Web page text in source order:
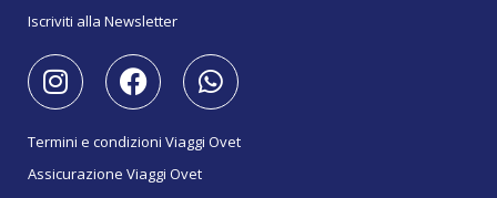
Iscriviti alla Newsletter
Termini e condizioni Viaggi Ovet
Assicurazione Viaggi Ovet